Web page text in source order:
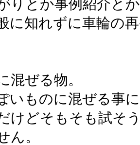
りとか事例紹介と
に知れずに車輪の
混ぜる物。
いものに混ぜる事
けどそもそも試そ
ん。